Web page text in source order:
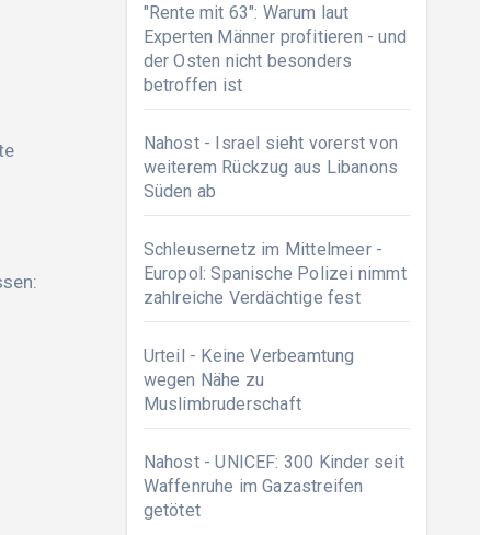
"Rente mit 63": Warum laut
Experten Männer profitieren - und
der Osten nicht besonders
betroffen ist
Nahost - Israel sieht vorerst von
weiterem Rückzug aus Libanons
Süden ab
Schleusernetz im Mittelmeer -
Europol: Spanische Polizei nimmt
zahlreiche Verdächtige fest
Urteil - Keine Verbeamtung
wegen Nähe zu
Muslimbruderschaft
Nahost - UNICEF: 300 Kinder seit
Waffenruhe im Gazastreifen
getötet